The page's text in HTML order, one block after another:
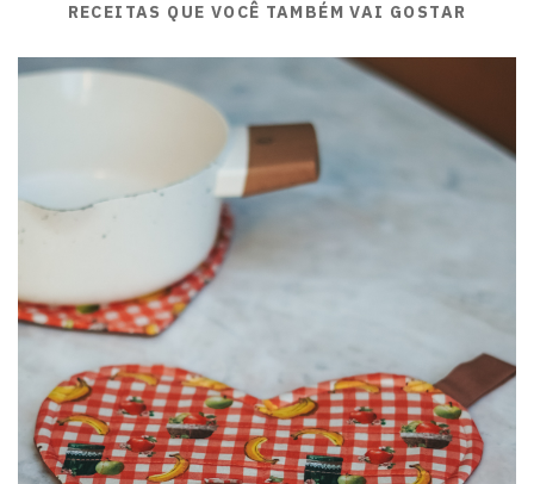
RECEITAS QUE VOCÊ TAMBÉM VAI GOSTAR